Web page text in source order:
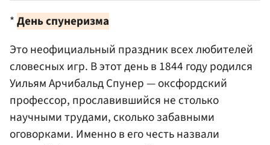
*День спунеризма
Это неофициальный праздник всех любителей
словесных игр. В этот день в 1844 году родился
Уильям Арчибальд Спунер — оксфордский
профессор, прославившийся не столько
научными трудами, сколько забавными
оговорками. Именно в его честь назвали